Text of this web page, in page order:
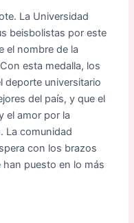
La Universidad
beisbolistas por este
el nombre de la
esta medalla, los
deporte universitario
del país, y que el
el amor por la
La comunidad
con los brazos
puesto en lo más